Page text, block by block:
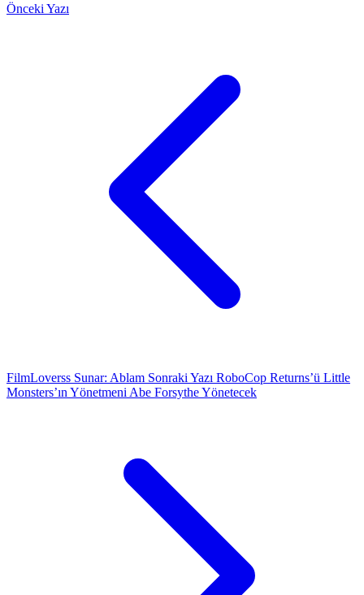
Önceki Yazı
FilmLoverss Sunar: Ablam Sonraki Yazı RoboCop Returns’ü Little
Monsters’ın Yönetmeni Abe Forsythe Yönetecek